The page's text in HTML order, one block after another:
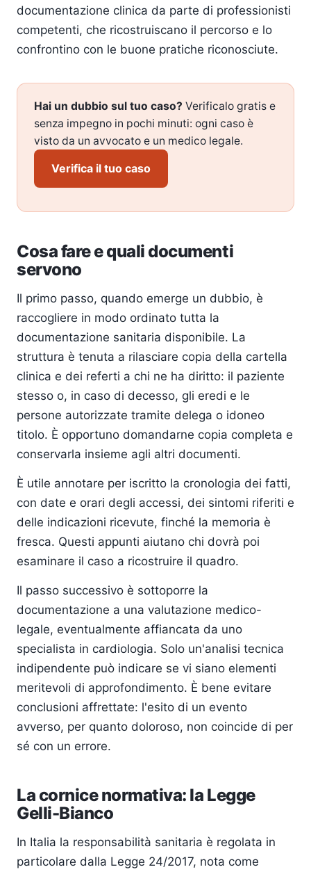
documentazione clinica da parte di professionisti
competenti, che ricostruiscano il percorso e lo
confrontino con le buone pratiche riconosciute.
Hai un dubbio sul tuo caso? Verificalo gratis e
senza impegno in pochi minuti: ogni caso è
visto da un avvocato e un medico legale.
Verifica il tuo caso
Cosa fare e quali documenti
servono
Il primo passo, quando emerge un dubbio, è
raccogliere in modo ordinato tutta la
documentazione sanitaria disponibile. La
struttura è tenuta a rilasciare copia della cartella
clinica e dei referti a chi ne ha diritto: il paziente
stesso o, in caso di decesso, gli eredi e le
persone autorizzate tramite delega o idoneo
titolo. È opportuno domandarne copia completa e
conservarla insieme agli altri documenti.
È utile annotare per iscritto la cronologia dei fatti,
con date e orari degli accessi, dei sintomi riferiti e
delle indicazioni ricevute, finché la memoria è
fresca. Questi appunti aiutano chi dovrà poi
esaminare il caso a ricostruire il quadro.
Il passo successivo è sottoporre la
documentazione a una valutazione medico-
legale, eventualmente affiancata da uno
specialista in cardiologia. Solo un'analisi tecnica
indipendente può indicare se vi siano elementi
meritevoli di approfondimento. È bene evitare
conclusioni affrettate: l'esito di un evento
avverso, per quanto doloroso, non coincide di per
sé con un errore.
La cornice normativa: la Legge
Gelli-Bianco
In Italia la responsabilità sanitaria è regolata in
particolare dalla Legge 24/2017, nota come